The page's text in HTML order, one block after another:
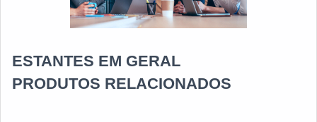
ESTANTES EM GERAL
PRODUTOS RELACIONADOS